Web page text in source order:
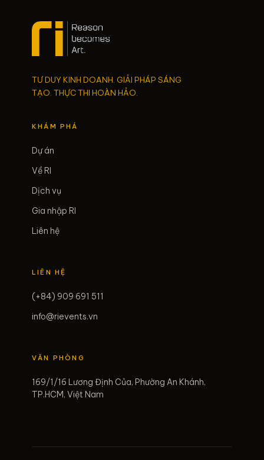
TƯ DUY KINH DOANH. GIẢI PHÁP SÁNG
TẠO. THỰC THI HOÀN HẢO.
KHÁM PHÁ
Dự án
Về RI
Dịch vụ
Gia nhập RI
Liên hệ
LIÊN HỆ
(+84) 909 691 511
info@rievents.vn
VĂN PHÒNG
169/1/16 Lương Định Của, Phường An Khánh,
TP.HCM, Việt Nam